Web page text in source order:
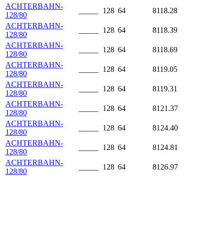
ACHTERBAHN-
128/80
128 64
8118.28
ACHTERBAHN-
128/80
128 64
8118.39
ACHTERBAHN-
128/80
128 64
8118.69
ACHTERBAHN-
128/80
128 64
8119.05
ACHTERBAHN-
128/80
128 64
8119.31
ACHTERBAHN-
128/80
128 64
8121.37
ACHTERBAHN-
128/80
128 64
8124.40
ACHTERBAHN-
128/80
128 64
8124.81
ACHTERBAHN-
128/80
128 64 8126.97